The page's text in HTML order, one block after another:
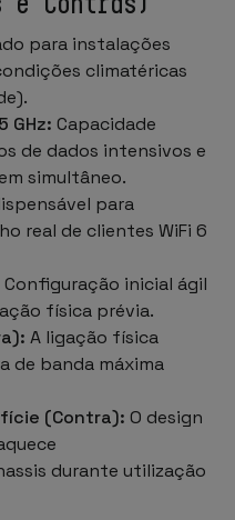
para instalações
climatéricas
GHz: Capacidade
de dados intensivos e
simultâneo.
para
real de clientes WiFi 6
Configuração inicial ágil
física prévia.
A ligação física
de banda máxima
(Contra): O design
durante utilização